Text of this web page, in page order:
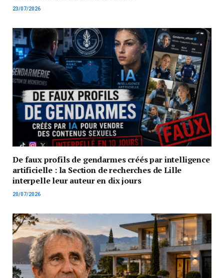
23/07/2026
De faux profils de gendarmes créés par intelligence
artificielle : la Section de recherches de Lille
interpelle leur auteur en dix jours
20/07/2026